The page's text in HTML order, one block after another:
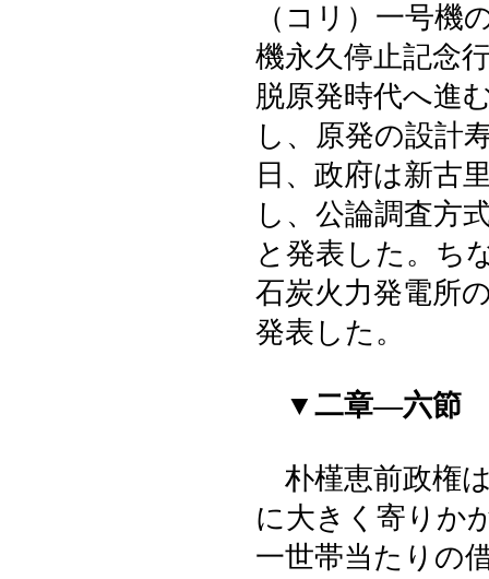
（コリ）一号機
機永久停止記念
脱原発時代へ進
し、原発の設計
日、政府は新古
し、公論調査方
と発表した。ち
石炭火力発電所
発表した。
▼二章―六節
朴槿恵前政権
に大きく寄りか
一世帯当たりの